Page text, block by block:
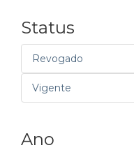
Status
Revogado
Vigente
Ano